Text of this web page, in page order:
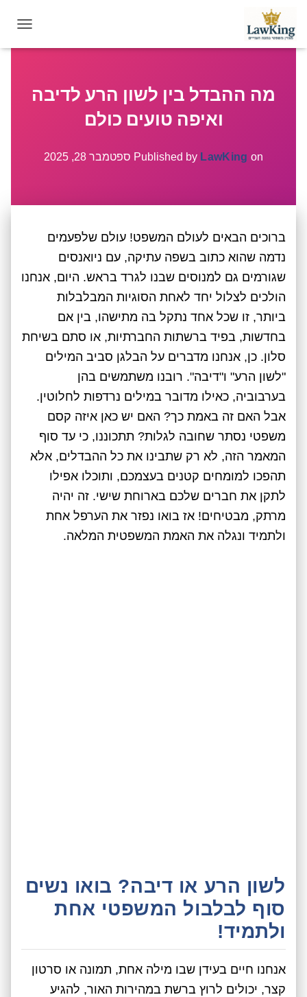
O
T
מה ההבדל בין לשון הרע לדיבה
ואיפה טועים כולם
Published by LawKing on ספטמבר 28, 2025
ברוכים הבאים לעולם המשפט! עולם שלפעמים
נדמה שהוא כתוב בשפה עתיקה, עם ניואנסים
שגורמים גם למנוסים שבנו לגרד בראש. היום, אנחנו
הולכים לצלול יחד לאחת הסוגיות המבלבלות
ביותר, זו שכל אחד נתקל בה מתישהו, בין אם
בחדשות, בפיד ברשתות החברתיות, או סתם בשיחת
סלון. כן, אנחנו מדברים על הבלגן סביב המילים
"לשון הרע" ו"דיבה". רובנו משתמשים בהן
בערבוביה, כאילו מדובר במילים נרדפות לחלוטין.
אבל האם זה באמת כך? האם יש כאן איזה קסם
משפטי נסתר שחובה לגלות? תתכוננו, כי עד סוף
המאמר הזה, לא רק שתבינו את כל ההבדלים, אלא
תהפכו למומחים קטנים בעצמכם, ותוכלו אפילו
לתקן את חברים שלכם בארוחת שישי. זה יהיה
מרתק, מבטיחים! אז בואו נפזר את הערפל אחת
ולתמיד ונגלה את האמת המשפטית המלאה.
לשון הרע או דיבה? בואו נשים
סוף לבלבול המשפטי אחת
ולתמיד!
אנחנו חיים בעידן שבו מילה אחת, תמונה או סרטון
קצר, יכולים לרוץ ברשת במהירות האור, להגיע